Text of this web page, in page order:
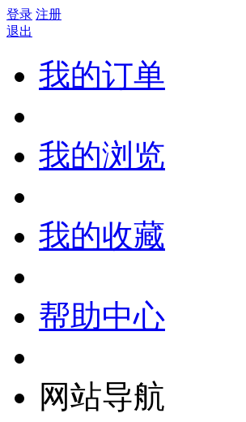
登录 注册
退出
我的订单
我的浏览
我的收藏
帮助中心
网站导航